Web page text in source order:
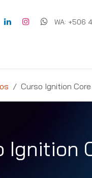
WA: +506
Curso Ignition
Ignition